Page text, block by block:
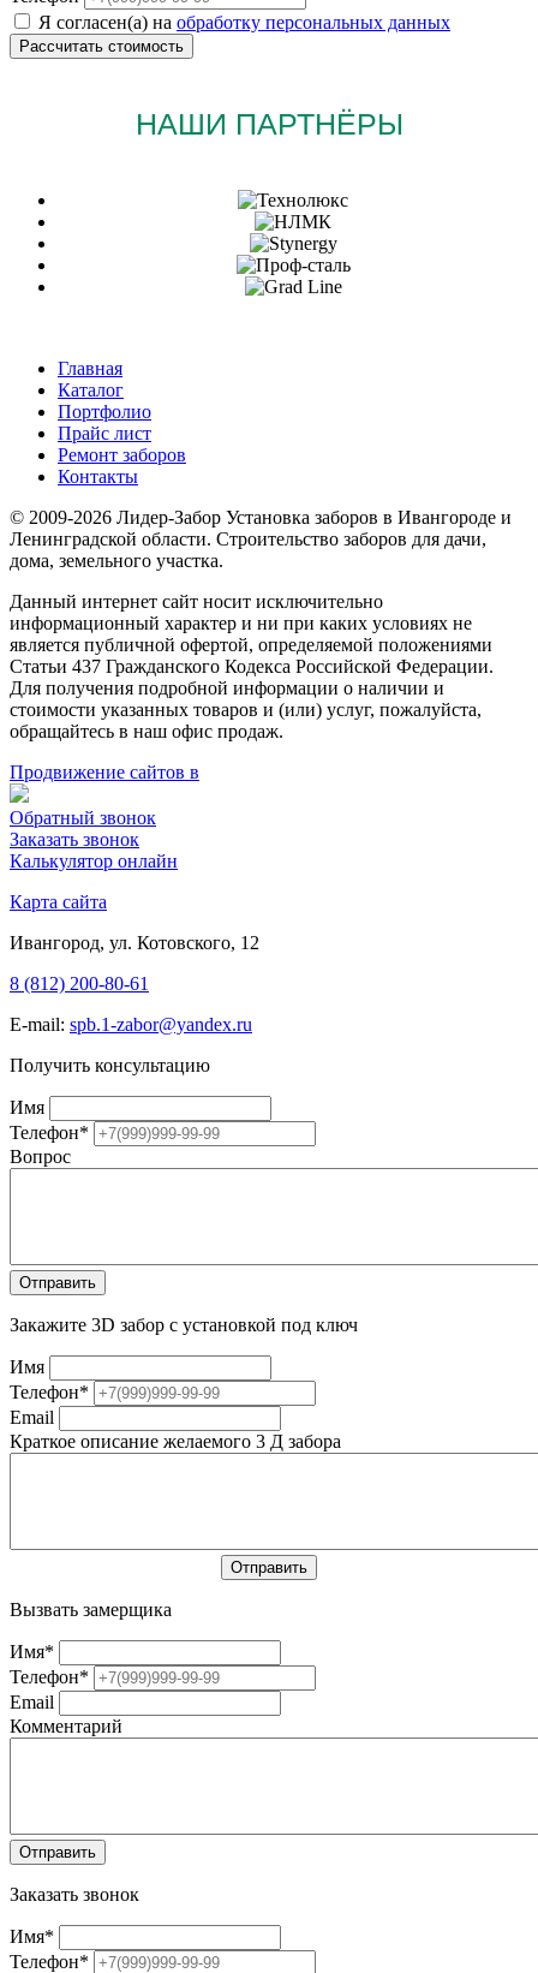
Я согласен(а) на обработку персональных данных
НАШИ ПАРТНЁРЫ
Главная
Каталог
Портфолио
Прайс лист
Ремонт заборов
Контакты
© 2009-2026 Лидер-Забор Установка заборов в Ивангороде и
Ленинградской области. Строительство заборов для дачи,
дома, земельного участка.
Данный интернет сайт носит исключительно
информационный характер и ни при каких условиях не
является публичной офертой, определяемой положениями
Статьи 437 Гражданского Кодекса Российской Федерации.
Для получения подробной информации о наличии и
стоимости указанных товаров и (или) услуг, пожалуйста,
обращайтесь в наш офис продаж.
Продвижение сайтов в
Обратный звонок
Заказать звонок
Калькулятор онлайн
Карта сайта
Ивангород, ул. Котовского, 12
8 (812) 200-80-61
E-mail: spb.1-zabor@yandex.ru
Получить консультацию
Имя
Телефон*
Вопрос
Закажите 3D забор с установкой под ключ
Имя
Телефон*
Email
Краткое описание желаемого 3 Д забора
Вызвать замерщика
Имя*
Телефон*
Email
Комментарий
Заказать звонок
Имя*
Телефон*